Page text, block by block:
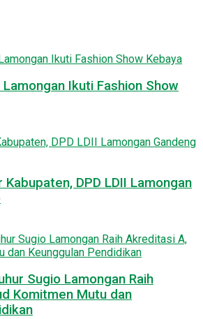
Lamongan Ikuti Fashion Show
DPD LDII Lamongan
Sugio Lamongan Raih
Komitmen Mutu dan